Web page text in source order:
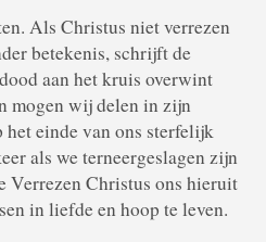
Als Christus niet verrezen
betekenis, schrijft de
aan het kruis overwint
mogen wij delen in zijn
einde van ons sterfelijk
als we terneergeslagen zijn
Verrezen Christus ons hieruit
in liefde en hoop te leven.